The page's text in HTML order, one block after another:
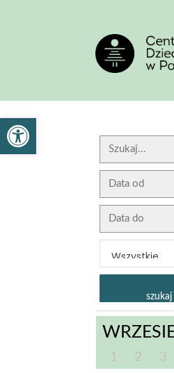
Otwórz pasek narzędzi
<'
1 2 3